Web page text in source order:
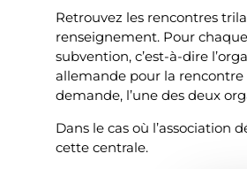
Retrouvez les rencontres
renseignement. Pour
subvention, c’est-à-dire
allemande pour la rencontre
demande, l’une des deux
Dans le cas où l’association
cette centrale.